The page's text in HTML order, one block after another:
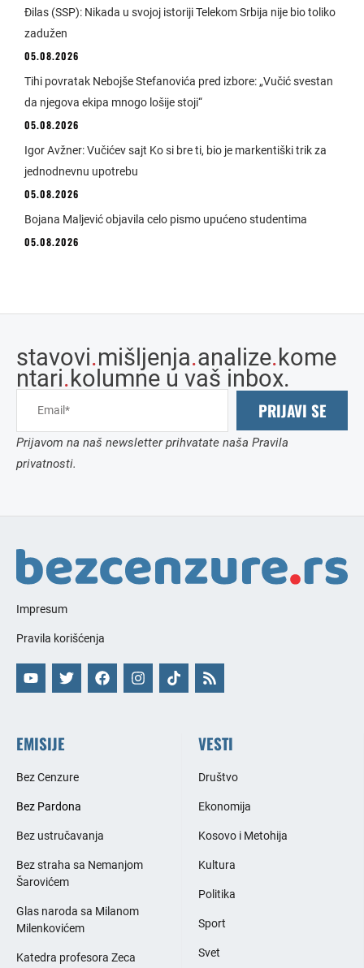
Đilas (SSP): Nikada u svojoj istoriji Telekom Srbija nije bio toliko
zadužen
05.08.2026
Tihi povratak Nebojše Stefanovića pred izbore: „Vučić svestan
da njegova ekipa mnogo lošije stoji“
05.08.2026
Igor Avžner: Vučićev sajt Ko si bre ti, bio je markentiški trik za
jednodnevnu upotrebu
05.08.2026
Bojana Maljević objavila celo pismo upućeno studentima
05.08.2026
stavovi.mišljenja.analize.kome
ntari.kolumne u vaš inbox.
PRIJAVI SE
Prijavom na naš newsletter prihvatate naša Pravila
privatnosti.
Impresum
Pravila korišćenja
EMISIJE
Bez Cenzure
Bez Pardona
Bez ustručavanja
Bez straha sa Nemanjom
Šarovićem
Glas naroda sa Milanom
Milenkovićem
Katedra profesora Zeca
VESTI
Društvo
Ekonomija
Kosovo i Metohija
Kultura
Politika
Sport
Svet